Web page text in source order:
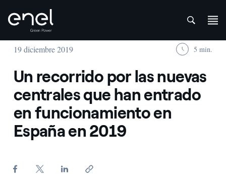
Saltar al contenido
19 diciembre 2019 5 min.
Un recorrido por las nuevas
centrales que han entrado
en funcionamiento en
España en 2019